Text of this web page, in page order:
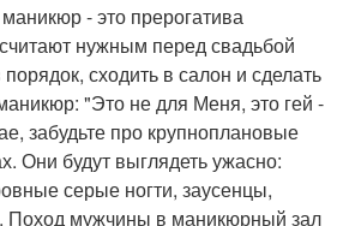
- это прерогатива
нужным перед свадьбой
сходить в салон и сделать
"Это не для Меня, это гей -
забудьте про крупноплановые
Они будут выглядеть ужасно:
серые ногти, заусенцы,
Поход мужчины в маникюрный зал